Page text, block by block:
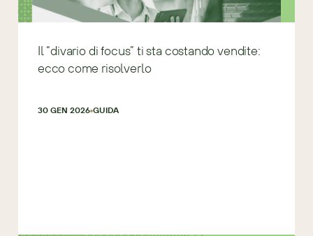
Il “divario di focus” ti sta costando vendite:
ecco come risolverlo
30 GEN 2026 GUIDA